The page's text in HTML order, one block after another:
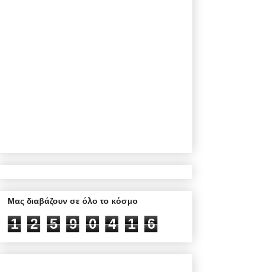
Μας διαβάζουν σε όλο το κόσμο
1 2 5 9 0 4 1 6